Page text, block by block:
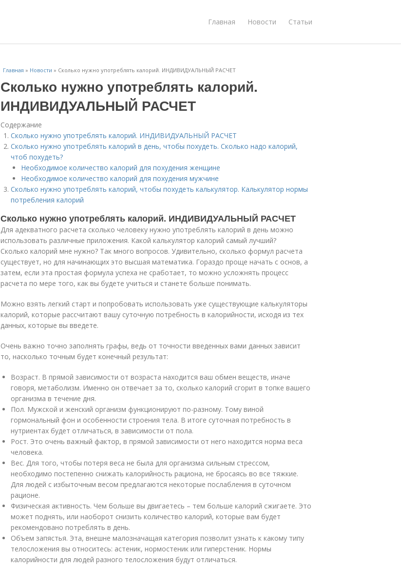
Главная Новости Статьи
Главная » Новости » Сколько нужно употреблять калорий. ИНДИВИДУАЛЬНЫЙ РАСЧЕТ
Сколько нужно употреблять калорий.
ИНДИВИДУАЛЬНЫЙ РАСЧЕТ
Содержание
Сколько нужно употреблять калорий. ИНДИВИДУАЛЬНЫЙ РАСЧЕТ
Сколько нужно употреблять калорий в день, чтобы похудеть. Сколько надо калорий,
чтоб похудеть?
Необходимое количество калорий для похудения женщине
Необходимое количество калорий для похудения мужчине
Сколько нужно употреблять калорий, чтобы похудеть калькулятор. Калькулятор нормы
потребления калорий
Сколько нужно употреблять калорий. ИНДИВИДУАЛЬНЫЙ РАСЧЕТ
Для адекватного расчета сколько человеку нужно употреблять калорий в день можно
использовать различные приложения. Какой калькулятор калорий самый лучший?
Сколько калорий мне нужно? Так много вопросов. Удивительно, сколько формул расчета
существует, но для начинающих это высшая математика. Гораздо проще начать с основ, а
затем, если эта простая формула успеха не сработает, то можно усложнять процесс
расчета по мере того, как вы будете учиться и станете больше понимать.
Можно взять легкий старт и попробовать использовать уже существующие калькуляторы
калорий, которые рассчитают вашу суточную потребность в калорийности, исходя из тех
данных, которые вы введете.
Очень важно точно заполнять графы, ведь от точности введенных вами данных зависит
то, насколько точным будет конечный результат:
Возраст. В прямой зависимости от возраста находится ваш обмен веществ, иначе
говоря, метаболизм. Именно он отвечает за то, сколько калорий сгорит в топке вашего
организма в течение дня.
Пол. Мужской и женский организм функционируют по-разному. Тому виной
гормональный фон и особенности строения тела. В итоге суточная потребность в
нутриентах будет отличаться, в зависимости от пола.
Рост. Это очень важный фактор, в прямой зависимости от него находится норма веса
человека.
Вес. Для того, чтобы потеря веса не была для организма сильным стрессом,
необходимо постепенно снижать калорийность рациона, не бросаясь во все тяжкие.
Для людей с избыточным весом предлагаются некоторые послабления в суточном
рационе.
Физическая активность. Чем больше вы двигаетесь – тем больше калорий сжигаете. Это
может поднять, или наоборот снизить количество калорий, которые вам будет
рекомендовано потреблять в день.
Объем запястья. Эта, внешне малозначащая категория позволит узнать к какому типу
телосложения вы относитесь: астеник, нормостеник или гиперстеник. Нормы
калорийности для людей разного телосложения будут отличаться.